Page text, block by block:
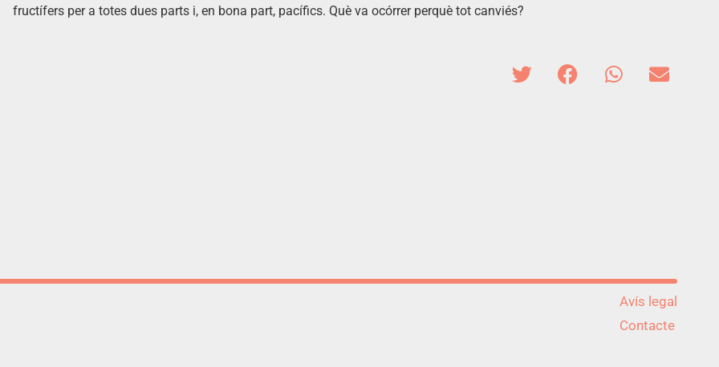
fructífers per a totes dues parts i, en bona part, pacífics. Què va ocórrer perquè tot canviés?
Avís legal
Contacte